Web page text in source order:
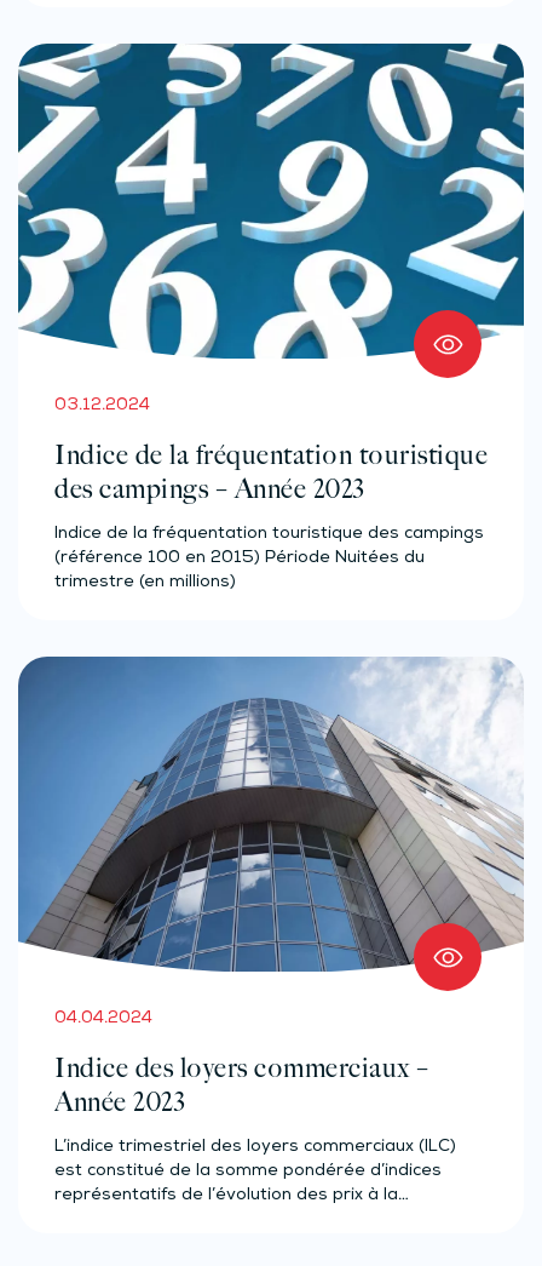
03.12.2024
Indice de la fréquentation touristique
des campings – Année 2023
Indice de la fréquentation touristique des campings
(référence 100 en 2015) Période Nuitées du
trimestre (en millions)
04.04.2024
Indice des loyers commerciaux –
Année 2023
L’indice trimestriel des loyers commerciaux (ILC)
est constitué de la somme pondérée d’indices
représentatifs de l’évolution des prix à la…